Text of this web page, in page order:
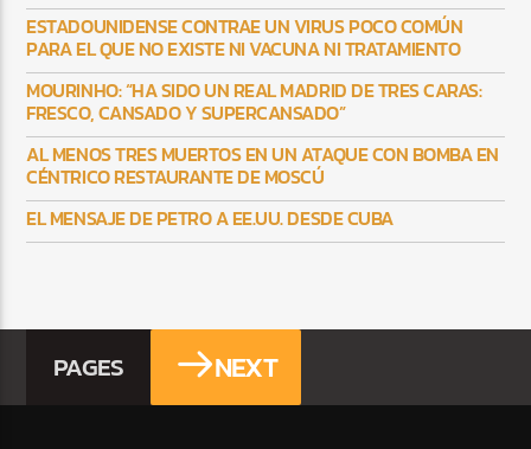
ESTADOUNIDENSE CONTRAE UN VIRUS POCO COMÚN
PARA EL QUE NO EXISTE NI VACUNA NI TRATAMIENTO
MOURINHO: “HA SIDO UN REAL MADRID DE TRES CARAS:
FRESCO, CANSADO Y SUPERCANSADO”
AL MENOS TRES MUERTOS EN UN ATAQUE CON BOMBA EN
CÉNTRICO RESTAURANTE DE MOSCÚ
EL MENSAJE DE PETRO A EE.UU. DESDE CUBA
PAGES NEXT